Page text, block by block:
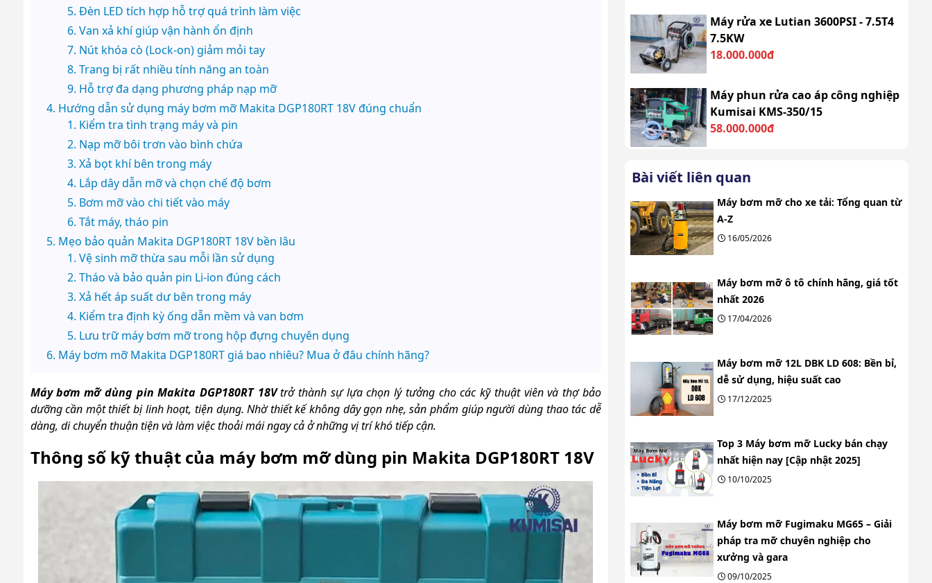
Đèn LED tích hợp hỗ trợ quá trình làm việc
Van xả khí giúp vận hành ổn định
Nút khóa cò (Lock-on) giảm mỏi tay
Trang bị rất nhiều tính năng an toàn
Hỗ trợ đa dạng phương pháp nạp mỡ
Hướng dẫn sử dụng máy bơm mỡ Makita DGP180RT 18V đúng chuẩn
Kiểm tra tình trạng máy và pin
Nạp mỡ bôi trơn vào bình chứa
Xả bọt khí bên trong máy
Lắp dây dẫn mỡ và chọn chế độ bơm
Bơm mỡ vào chi tiết vào máy
Tắt máy, tháo pin
Mẹo bảo quản Makita DGP180RT 18V bền lâu
Vệ sinh mỡ thừa sau mỗi lần sử dụng
Tháo và bảo quản pin Li-ion đúng cách
Xả hết áp suất dư bên trong máy
Kiểm tra định kỳ ống dẫn mềm và van bơm
Lưu trữ máy bơm mỡ trong hộp đựng chuyên dụng
Máy bơm mỡ Makita DGP180RT giá bao nhiêu? Mua ở đâu chính hãng?
Máy bơm mỡ dùng pin Makita DGP180RT 18Vtrở thành sự lựa chọn lý tưởng cho các kỹ thuật viên và thợ bảo
dưỡng cần một thiết bị linh hoạt, tiện dụng. Nhờ thiết kế không dây gọn nhẹ, sản phẩm giúp người dùng thao tác dễ
dàng, di chuyển thuận tiện và làm việc thoải mái ngay cả ở những vị trí khó tiếp cận.
Thông số kỹ thuật của máy bơm mỡ dùng pin Makita DGP180RT 18V
Máy rửa xe Lutian 3600PSI - 7.5T4
7.5KW
18.000.000đ
Máy phun rửa cao áp công nghiệp
Kumisai KMS-350/15
58.000.000đ
Bài viết liên quan
Máy bơm mỡ cho xe tải: Tổng quan từ
A-Z
16/05/2026
Máy bơm mỡ ô tô chính hãng, giá tốt
nhất 2026
17/04/2026
Máy bơm mỡ 12L DBK LD 608: Bền bỉ,
dễ sử dụng, hiệu suất cao
17/12/2025
Top 3 Máy bơm mỡ Lucky bán chạy
nhất hiện nay [Cập nhật 2025]
10/10/2025
Máy bơm mỡ Fugimaku MG65 – Giải
pháp tra mỡ chuyên nghiệp cho
xưởng và gara
09/10/2025